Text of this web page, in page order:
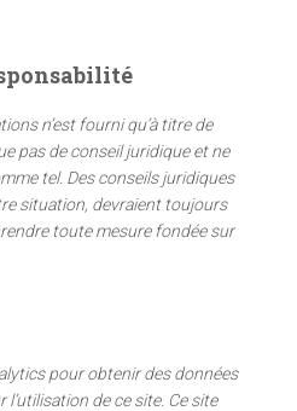
n’est fourni qu’à titre de
pas de conseil juridique et ne
tel. Des conseils juridiques
situation, devraient toujours
toute mesure fondée sur
pour obtenir des données
de ce site. Ce site